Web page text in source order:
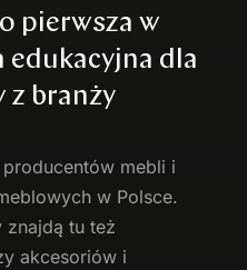
pierwsza w
dla
branży
mebli i
w Polsce.
znajdą tu też
akcesoriów i